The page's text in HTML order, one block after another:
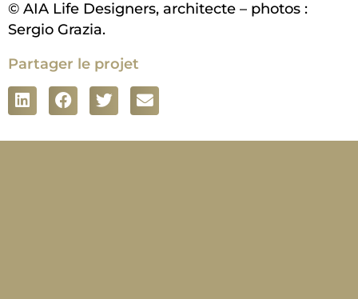
© AIA Life Designers, architecte – photos :
Sergio Grazia.
Partager le projet